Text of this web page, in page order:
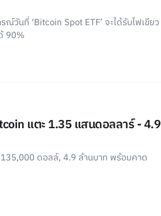
วันที่ ‘Bitcoin Spot ETF’ จะได้รับไฟเขียว
90%
แตะ 1.35 แสนดอลลาร์ - 4.9
135,000 ดอลล์, 4.9 ล้านบาท พร้อมคาด